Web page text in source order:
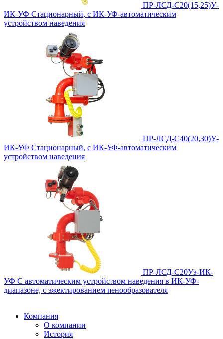
ПР-ЛСД-С20(15,25)У-
ИК-УФ Стационарный, с ИК-УФ-автоматическим
устройством наведения
ПР-ЛСД-С40(20,30)У-
ИК-УФ Стационарный, с ИК-УФ-автоматическим
устройством наведения
ПР-ЛСД-С20Уэ-ИК-
УФ С автоматическим устройством наведения в ИК-УФ-
диапазоне, с эжектированием пенообразователя
Компания
О компании
История